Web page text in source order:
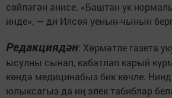
сөйләгән әнисе. «Баштан ук
инде», — ди Илсөя уенын-чынын
Редакциядән: Хөрмәтле газета
ысулны сынап, кабатлап карый
көндә медицинабыз бик көчле.
юлыксагыз да иң элек табиблар